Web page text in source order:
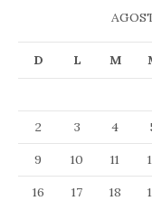
D L M
2
3 4
9
10 11
16
17 18